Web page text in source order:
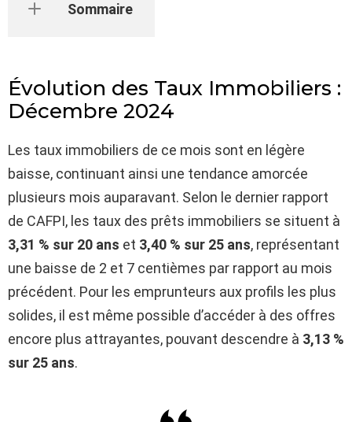
Sommaire
Évolution des Taux Immobiliers :
Décembre 2024
Les taux immobiliers de ce mois sont en légère
baisse, continuant ainsi une tendance amorcée
plusieurs mois auparavant. Selon le dernier rapport
de CAFPI, les taux des prêts immobiliers se situent à
3,31 % sur 20 ans et 3,40 % sur 25 ans, représentant
une baisse de 2 et 7 centièmes par rapport au mois
précédent. Pour les emprunteurs aux profils les plus
solides, il est même possible d’accéder à des offres
encore plus attrayantes, pouvant descendre à 3,13 %
sur 25 ans.